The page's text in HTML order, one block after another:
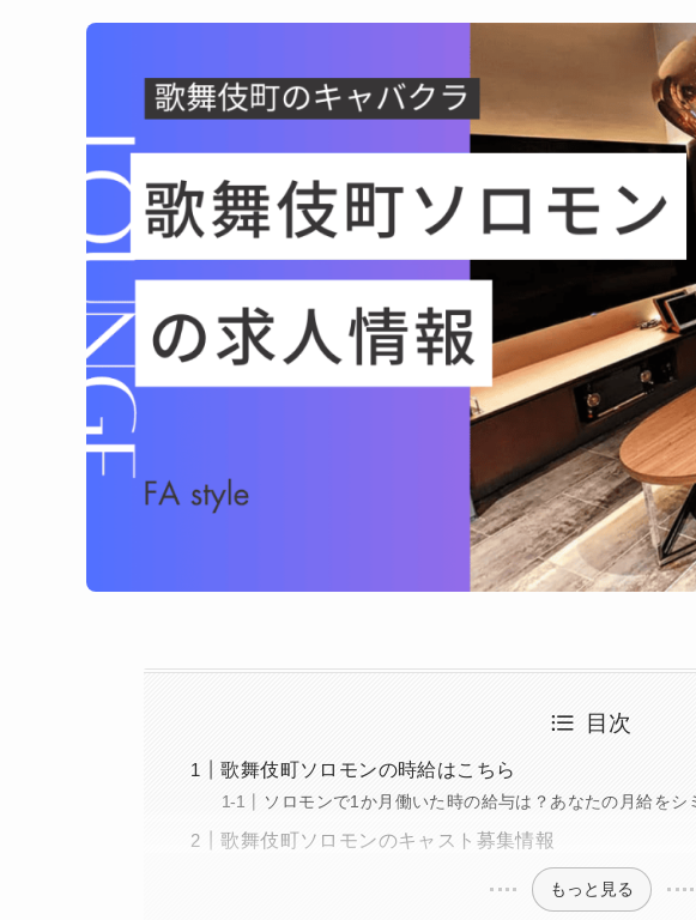
目次
歌舞伎町ソロモンの時給はこちら
ソロモンで1か月働いた時の給与は？あなたの月給をシ
歌舞伎町ソロモンのキャスト募集情報
もっと見る